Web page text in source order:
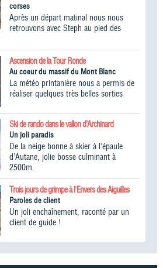
corses
Après un départ matinal nous nous
retrouvons avec Steph au pied des
Ascension de la Tour Ronde
Au coeur du massif du Mont Blanc
La météo printanière nous a permis de
réaliser quelques très belles sorties
Ski de rando dans le vallon d’Archinard
Un joli paradis
De la neige bonne à skier à l’épaule
d’Autane, jolie bosse culminant à
2500m.
Trois jours de grimpe à l'Envers des Aiguilles
Paroles de client
Un joli enchaînement, raconté par un
client de guide !